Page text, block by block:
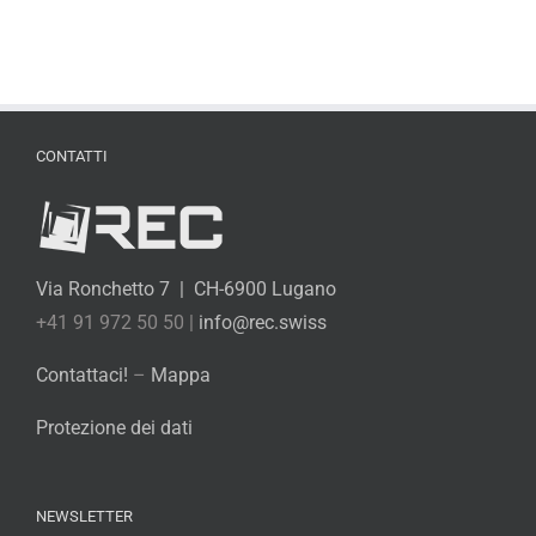
CONTATTI
Via Ronchetto 7 | CH-6900 Lugano
+41 91 972 50 50 | info@rec.swiss
Contattaci! – Mappa
Protezione dei dati
NEWSLETTER